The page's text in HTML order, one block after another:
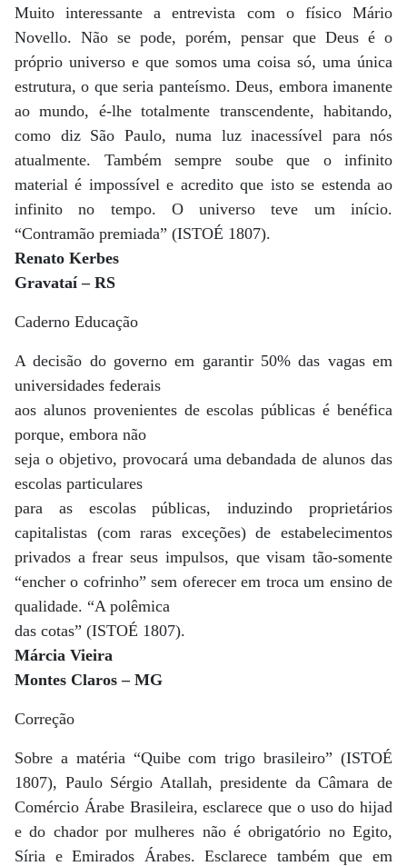
Muito interessante a entrevista com o físico Mário
Novello. Não se pode, porém, pensar que Deus é o
próprio universo e que somos uma coisa só, uma única
estrutura, o que seria panteísmo. Deus, embora imanente
ao mundo, é-lhe totalmente transcendente, habitando,
como diz São Paulo, numa luz inacessível para nós
atualmente. Também sempre soube que o infinito
material é impossível e acredito que isto se estenda ao
infinito no tempo. O universo teve um início.
“Contramão premiada” (ISTOÉ 1807).
Renato Kerbes
Gravataí – RS
Caderno Educação
A decisão do governo em garantir 50% das vagas em
universidades federais
aos alunos provenientes de escolas públicas é benéfica
porque, embora não
seja o objetivo, provocará uma debandada de alunos das
escolas particulares
para as escolas públicas, induzindo proprietários
capitalistas (com raras exceções) de estabelecimentos
privados a frear seus impulsos, que visam tão-somente
“encher o cofrinho” sem oferecer em troca um ensino de
qualidade. “A polêmica
das cotas” (ISTOÉ 1807).
Márcia Vieira
Montes Claros – MG
Correção
Sobre a matéria “Quibe com trigo brasileiro” (ISTOÉ
1807), Paulo Sérgio Atallah, presidente da Câmara de
Comércio Árabe Brasileira, esclarece que o uso do hijad
e do chador por mulheres não é obrigatório no Egito,
Síria e Emirados Árabes. Esclarece também que em